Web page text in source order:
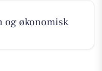
og økonomisk